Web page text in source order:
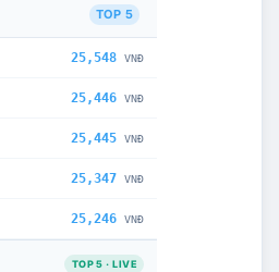
TOP 5
25,548 VNĐ
25,446 VNĐ
25,445 VNĐ
25,347 VNĐ
25,246 VNĐ
TOP 5 · LIVE